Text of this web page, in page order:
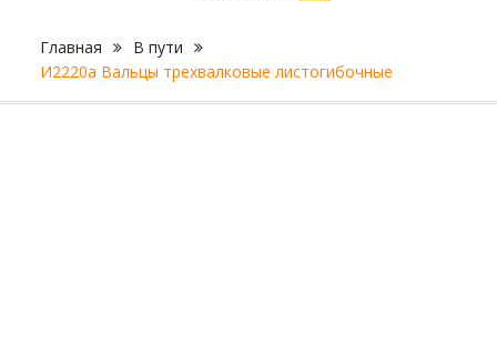
Главная
В пути
И2220а Вальцы трехвалковые листогибочные